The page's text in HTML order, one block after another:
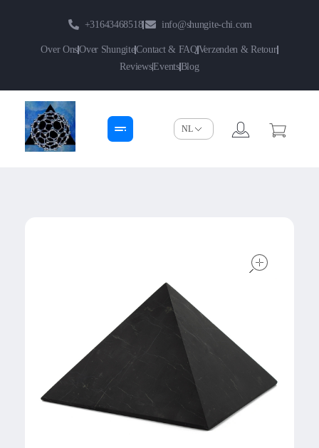
+31643468518 info@shungite-chi.com
Over OnsOver ShungiteContact & FAQVerzenden & Retour
ReviewsEventsBlog